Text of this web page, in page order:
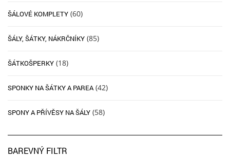
ŠÁLOVÉ KOMPLETY (60)
ŠÁLY, ŠÁTKY, NÁKRČNÍKY (85)
ŠÁTKOŠPERKY (18)
SPONKY NA ŠÁTKY A PAREA (42)
SPONY A PŘÍVĚSY NA ŠÁLY (58)
BAREVNÝ FILTR